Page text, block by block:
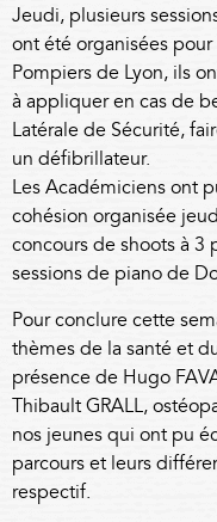
Jeudi, plusieurs
ont été organisées
Pompiers de Lyon, ils
à appliquer en cas de
Latérale de Sécurité,
un défibrillateur.
Les Académiciens ont
cohésion organisée
concours de shoots à
sessions de piano de
Pour conclure cette
thèmes de la santé et
présence de Hugo
Thibault GRALL,
nos jeunes qui ont pu
parcours et leurs
respectif.